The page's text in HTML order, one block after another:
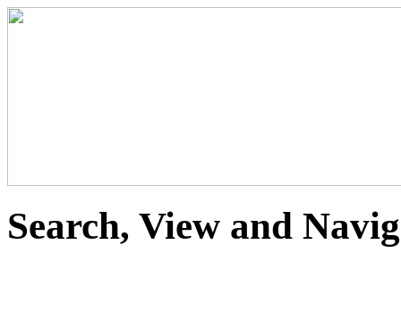
Search, View and